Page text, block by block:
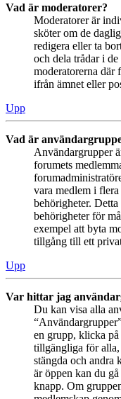
Vad är moderatorer?
Moderatorer är
sköter om de
redigera eller ta
och dela trådar i
moderatorerna där
ifrån ämnet eller
Upp
Vad är
Användargrupper
forumets
vara medlem i
behörigheter.
behörigheter för
exempel att byta
tillgång till ett
Upp
Var hittar jag
Du kan visa alla
en grupp, klicka
tillgängliga för alla,
stängda och andra
är öppen kan du
knapp. Om